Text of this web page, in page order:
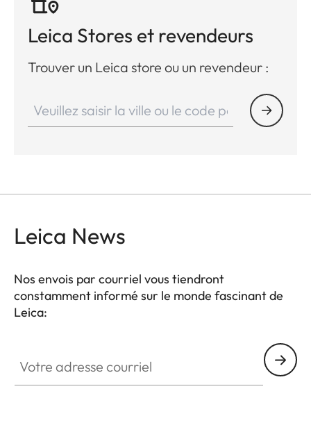
Leica Stores et revendeurs
Trouver un Leica store ou un revendeur :
Leica News
Nos envois par courriel vous tiendront
constamment informé sur le monde fascinant de
Leica: